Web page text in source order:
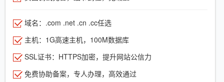
域名：.com .net .cn .cc任选
主机：1G高速主机，100M数据库
SSL证书：HTTPS加密，提升网站公信力
免费协助备案，专人办理，高效通过